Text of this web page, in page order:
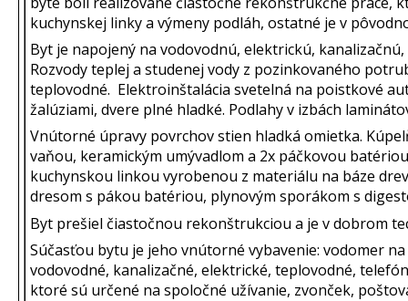
kuchynskej linky a výmeny podláh, ostatné je v
Byt je napojený na vodovodnú, elektrickú,
Rozvody teplej a studenej vody z pozinkovaného
teplovodné. Elektroinštalácia svetelná na poistkové
žalúziami, dvere plné hladké. Podlahy v izbách
Vnútorné úpravy povrchov stien hladká omietka.
vaňou, keramickým umývadlom a 2x páčkovou
kuchynskou linkou vyrobenou z materiálu na báze
dresom s pákou batériou, plynovým sporákom s
Byt prešiel čiastočnou rekonštrukciou a je v dobrom
Súčasťou bytu je jeho vnútorné vybavenie: vodomer
vodovodné, kanalizačné, elektrické, teplovodné,
ktoré sú určené na spoločné užívanie, zvonček,